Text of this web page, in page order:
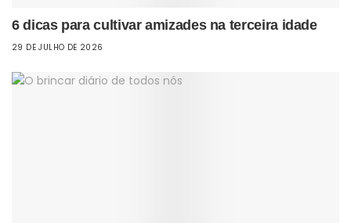
6 dicas para cultivar amizades na terceira idade
29 DE JULHO DE 2026